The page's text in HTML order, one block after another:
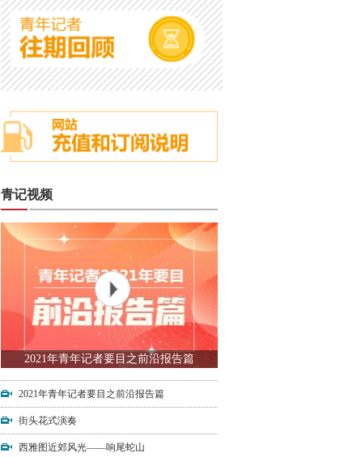
青记视频
2021年青年记者要目之前沿报告篇
2021年青年记者要目之前沿报告篇
街头花式演奏
西雅图近郊风光——响尾蛇山